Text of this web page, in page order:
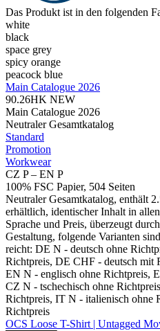
Das Produkt ist in den folgenden
white
black
space grey
spicy orange
peacock blue
Main Catalogue 2026
90.26HK NEW
Main Catalogue 2026
Neutraler Gesamtkatalog
Standard
Promotion
Workwear
CZ P – EN P
100% FSC Papier, 504 Seiten
Neutraler Gesamtkatalog, enthält
erhältlich, identischer Inhalt in
Sprache und Preis, überzeugt
Gestaltung, folgende Varianten
reicht: DE N - deutsch ohne
Richtpreis, DE CHF - deutsch mit
EN N - englisch ohne Richtpreis,
CZ N - tschechisch ohne
Richtpreis, IT N - italienisch ohne
Richtpreis
OCS Loose T-Shirt | Untagged